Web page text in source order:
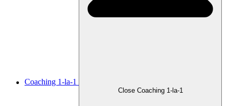
Coaching 1-la-1
Close Coaching 1-la-1